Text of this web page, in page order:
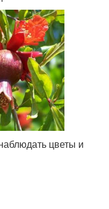
цветы и